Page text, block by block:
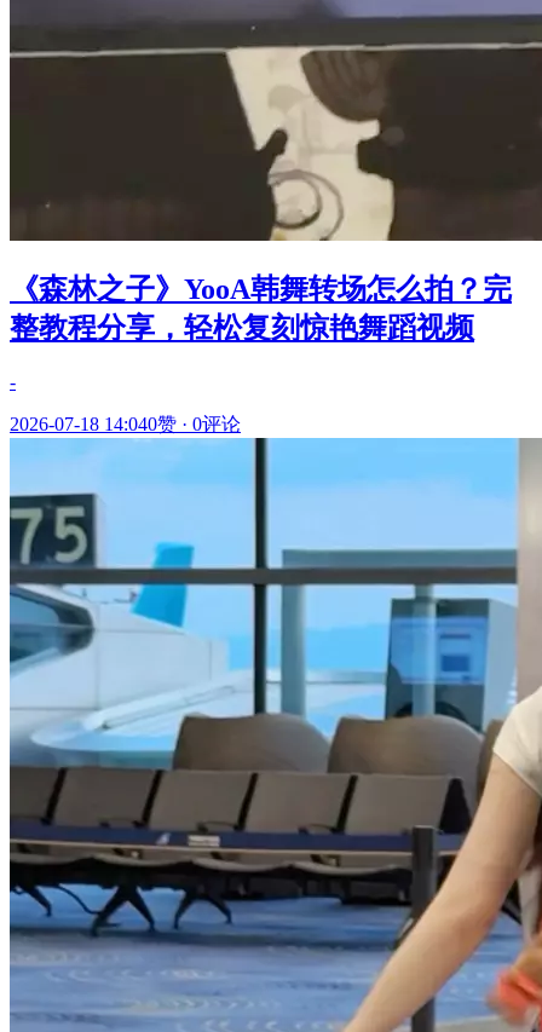
《森林之子》YooA韩舞转场怎么拍？完
整教程分享，轻松复刻惊艳舞蹈视频
-
2026-07-18 14:040赞 · 0评论